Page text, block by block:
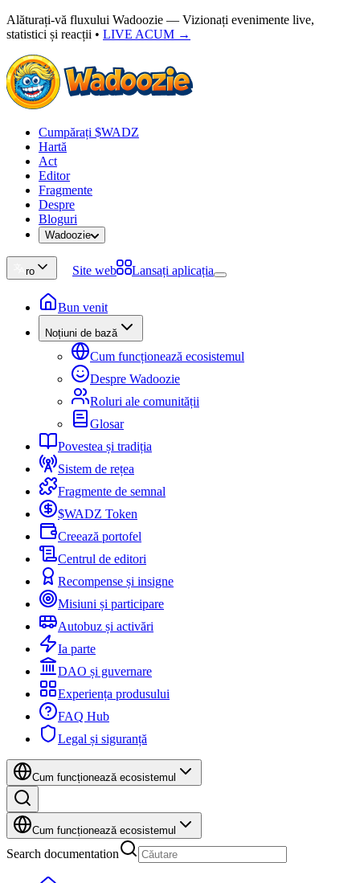
Alăturați-vă fluxului Wadoozie — Vizionați evenimente live,
statistici și reacții • LIVE ACUM →
Cumpărați $WADZ
Hartă
Act
Editor
Fragmente
Despre
Bloguri
Wadoozie
ro Site web Lansați aplicația
Bun venit
Noțiuni de bază
Cum funcționează ecosistemul
Despre Wadoozie
Roluri ale comunității
Glosar
Povestea și tradiția
Sistem de rețea
Fragmente de semnal
$WADZ Token
Creează portofel
Centrul de editori
Recompense și insigne
Misiuni și participare
Autobuz și activări
Ia parte
DAO și guvernare
Experiența produsului
FAQ Hub
Legal și siguranță
Cum funcționează ecosistemul
Cum funcționează ecosistemul
Search documentation